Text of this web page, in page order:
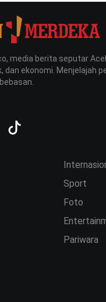
media berita seputar
dan ekonomi. Menjelajah
Sport
Foto
Pariwara